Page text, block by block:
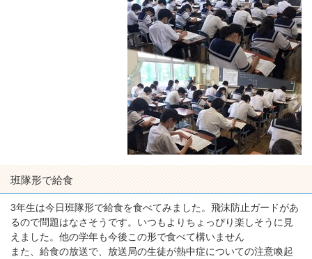
班隊形で給食
3年生は今日班隊形で給食を食べてみました。飛沫防止ガードがあ
るので問題はなさそうです。いつもよりちょっぴり楽しそうに見
えました。他の学年も今後この形で食べて構いません
また、給食の放送で、放送局の生徒が熱中症についての注意喚起